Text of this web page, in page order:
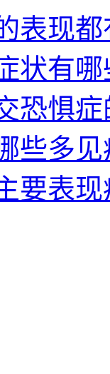
表现
状有哪
恐惧
些多见
要表现